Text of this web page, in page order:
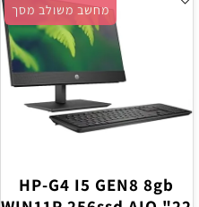
מחשב משולב מסך
HP-G4 I5 GEN8 8gb